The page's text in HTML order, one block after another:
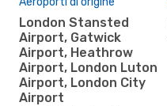
London Stansted
Airport, Gatwick
Airport, Heathrow
Airport, London Luton
Airport, London City
Airport